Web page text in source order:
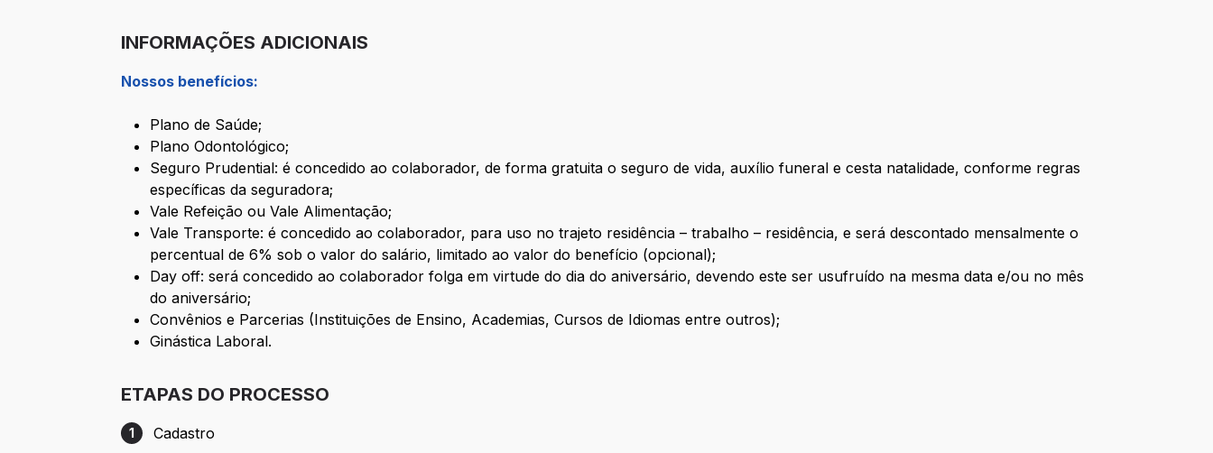
INFORMAÇÕES ADICIONAIS
Nossos benefícios:
Plano de Saúde;
Plano Odontológico;
Seguro Prudential: é concedido ao colaborador, de forma gratuita o seguro de vida, auxílio funeral e cesta natalidade, conforme regras
específicas da seguradora;
Vale Refeição ou Vale Alimentação;
Vale Transporte: é concedido ao colaborador, para uso no trajeto residência – trabalho – residência, e será descontado mensalmente o
percentual de 6% sob o valor do salário, limitado ao valor do benefício (opcional);
Day off: será concedido ao colaborador folga em virtude do dia do aniversário, devendo este ser usufruído na mesma data e/ou no mês
do aniversário;
Convênios e Parcerias (Instituições de Ensino, Academias, Cursos de Idiomas entre outros);
Ginástica Laboral.
ETAPAS DO PROCESSO
Etapa 1: Cadastro
1 Cadastro